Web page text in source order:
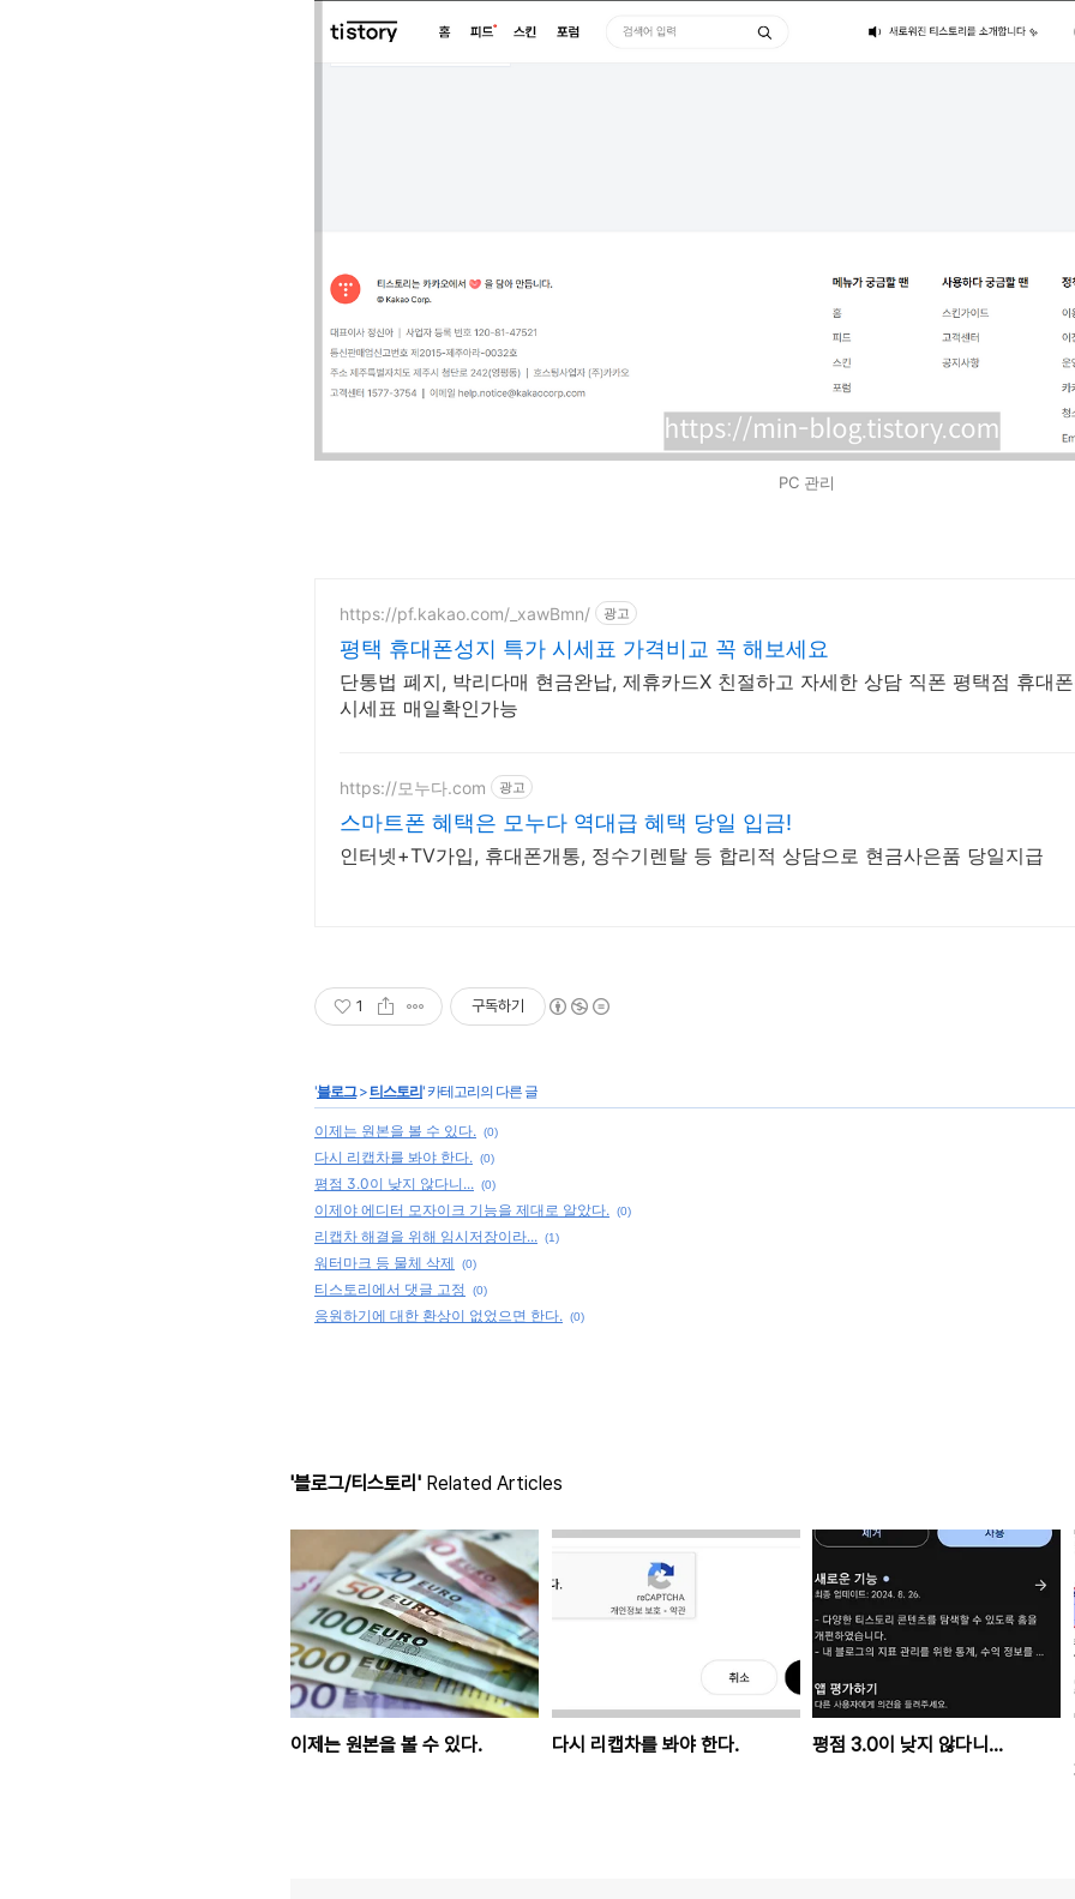
PC 관리
https://pf.kakao.com/_xawBmn/ 광고
평택 휴대폰성지 특가 시세표 가격비교 꼭 해보세요
단통법 폐지, 박리다매 현금완납, 제휴카드X 친절하고 자세한 상담 직폰 평택점 휴대
시세표 매일확인가능
https://모누다.com 광고
스마트폰 혜택은 모누다 역대급 혜택 당일 입금!
인터넷+TV가입, 휴대폰개통, 정수기렌탈 등 합리적 상담으로 현금사은품 당일지급
1 구독하기
'블로그> 티스토리' 카테고리의 다른 글
이제는 원본을 볼 수 있다. (0)
다시 리캡차를 봐야 한다. (0)
평점 3.0이 낮지 않다니... (0)
이제야 에디터 모자이크 기능을 제대로 알았다. (0)
리캡차 해결을 위해 임시저장이라... (1)
워터마크 등 물체 삭제 (0)
티스토리에서 댓글 고정 (0)
응원하기에 대한 환상이 없었으면 한다. (0)
'블로그/티스토리' Related Articles
이제는 원본을 볼 수 있다. 다시 리캡차를 봐야 한다. 평점 3.0이 낮지 않다니...